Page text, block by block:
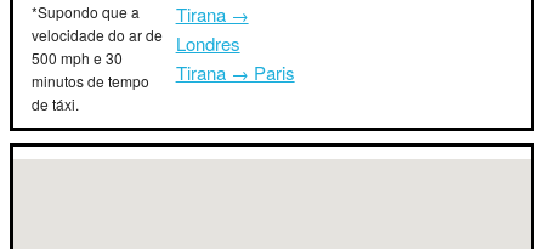
*Supondo que a
velocidade do ar de
500 mph e 30
minutos de tempo
de táxi.
Tirana →
Londres
Tirana → Paris